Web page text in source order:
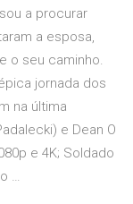
a procurar
a esposa,
o seu caminho.
jornada dos
na última
e Dean O
e 4K; Soldado
…